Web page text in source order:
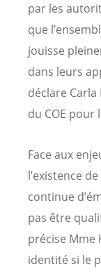
par les
que
jouisse
dans leurs
déclare
du COE pour
Face aux
l’existence
continue
pas être
précise Mme
identité si le